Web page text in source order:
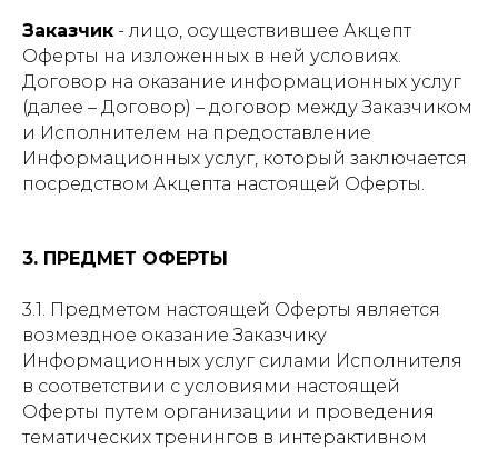
Заказчик - лицо, осуществившее Акцепт
Оферты на изложенных в ней условиях.
Договор на оказание информационных услуг
(далее – Договор) – договор между Заказчиком
и Исполнителем на предоставление
Информационных услуг, который заключается
посредством Акцепта настоящей Оферты.
3. ПРЕДМЕТ ОФЕРТЫ
3.1. Предметом настоящей Оферты является
возмездное оказание Заказчику
Информационных услуг силами Исполнителя
в соответствии с условиями настоящей
Оферты путем организации и проведения
тематических тренингов в интерактивном